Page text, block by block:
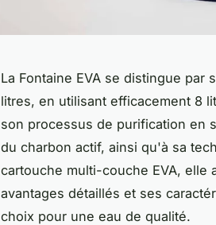
La Fontaine EVA se distingue par
litres, en utilisant efficacement 8
son processus de purification en
du charbon actif, ainsi qu'à sa
cartouche multi-couche EVA, elle
avantages détaillés et ses
choix pour une eau de qualité.